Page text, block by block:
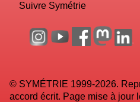
Suivre Symétrie
© SYMÉTRIE 1999-2026.
accord écrit. Page mise à jour